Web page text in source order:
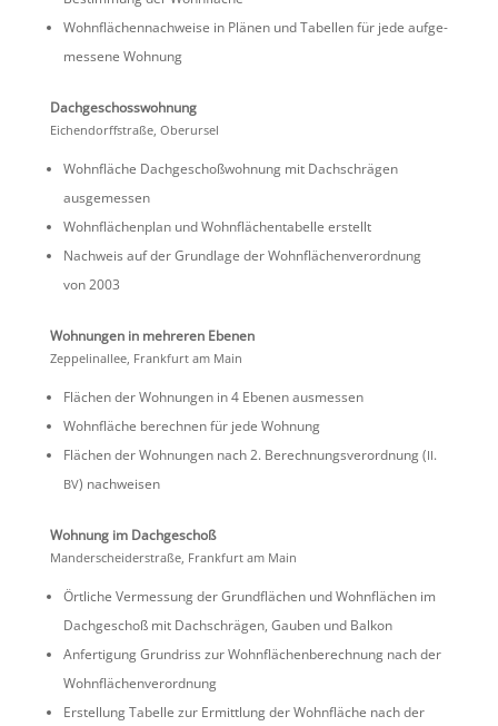
Wohnflä­chen­nach­weise in Plänen und Tabellen für jede aufge­
mes­sene Wohnung
Dachge­schoss­woh­nung
Eichen­dorff­straße, Oberursel
Wohnfläche Dachge­schoß­woh­nung mit Dachschrägen
ausgemessen
Wohnflä­chen­plan und Wohnflä­chen­ta­belle erstellt
Nachweis auf der Grund­lage der Wohnflä­chen­ver­ord­nung
von 2003
Wohnungen in mehreren Ebenen
Zeppe­lin­allee, Frank­furt am Main
Flächen der Wohnungen in 4 Ebenen ausmessen
Wohnfläche berechnen für jede Wohnung
Flächen der Wohnungen nach 2. Berech­nungs­ver­ord­nung (II.
BV) nachweisen
Wohnung im Dachgeschoß
Mander­schei­der­straße, Frank­furt am Main
Örtliche Vermes­sung der Grund­flä­chen und Wohnflä­chen im
Dachge­schoß mit Dachschrägen, Gauben und Balkon
Anfer­ti­gung Grund­riss zur Wohnflä­chen­be­rech­nung nach der
Wohnflächenverordnung
Erstel­lung Tabelle zur Ermitt­lung der Wohnfläche nach der